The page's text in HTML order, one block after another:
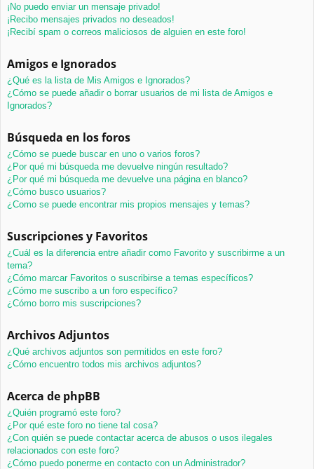
¡No puedo enviar un mensaje privado!
¡Recibo mensajes privados no deseados!
¡Recibí spam o correos maliciosos de alguien en este foro!
Amigos e Ignorados
¿Qué es la lista de Mis Amigos e Ignorados?
¿Cómo se puede añadir o borrar usuarios de mi lista de Amigos e
Ignorados?
Búsqueda en los foros
¿Cómo se puede buscar en uno o varios foros?
¿Por qué mi búsqueda me devuelve ningún resultado?
¿Por qué mi búsqueda me devuelve una página en blanco?
¿Cómo busco usuarios?
¿Como se puede encontrar mis propios mensajes y temas?
Suscripciones y Favoritos
¿Cuál es la diferencia entre añadir como Favorito y suscribirme a un
tema?
¿Cómo marcar Favoritos o suscribirse a temas específicos?
¿Cómo me suscribo a un foro específico?
¿Cómo borro mis suscripciones?
Archivos Adjuntos
¿Qué archivos adjuntos son permitidos en este foro?
¿Cómo encuentro todos mis archivos adjuntos?
Acerca de phpBB
¿Quién programó este foro?
¿Por qué este foro no tiene tal cosa?
¿Con quién se puede contactar acerca de abusos o usos ilegales
relacionados con este foro?
¿Cómo puedo ponerme en contacto con un Administrador?